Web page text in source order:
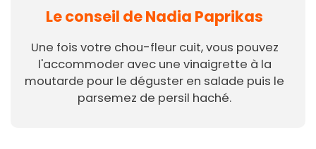
Le conseil de Nadia Paprikas
Une fois votre chou-fleur cuit, vous pouvez
l'accommoder avec une vinaigrette à la
moutarde pour le déguster en salade puis le
parsemez de persil haché.